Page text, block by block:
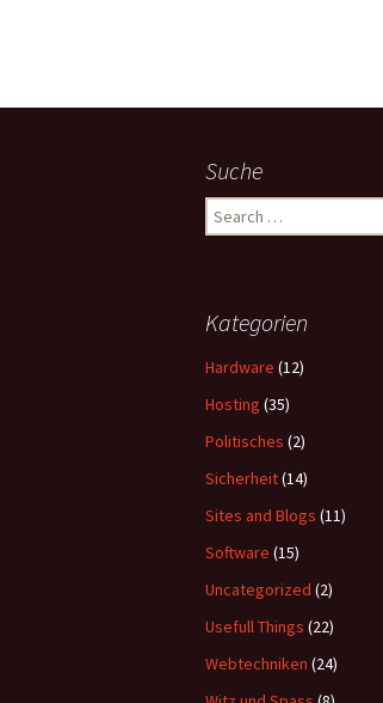
Suche
Search
for:
Kategorien
Hardware (12)
Hosting (35)
Politisches (2)
Sicherheit(14)
Sites and Blogs (11)
Software (15)
Uncategorized (2)
Usefull Things (22)
Webtechniken (24)